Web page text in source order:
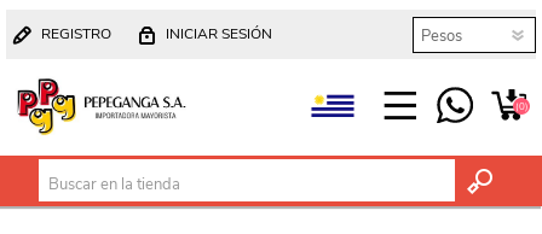
REGISTRO INICIAR SESIÓN
(0)